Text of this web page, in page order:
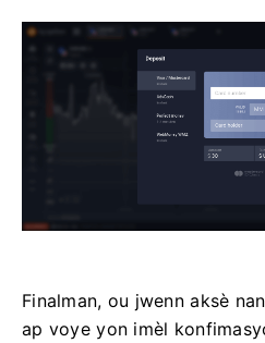
Finalman, ou jwenn aksè
ap voye yon imèl